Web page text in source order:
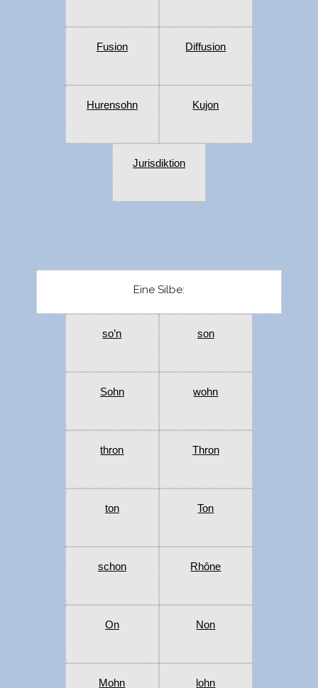
Fusion Diffusion
Hurensohn Kujon
Jurisdiktion
Eine Silbe:
so’n son
Sohn wohn
thron Thron
ton Ton
schon Rhône
On Non
Mohn lohn